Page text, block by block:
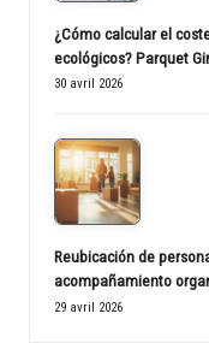
¿Cómo calcular el
ecológicos? Parquet
30 avril 2026
Reubicación de
acompañamiento
29 avril 2026